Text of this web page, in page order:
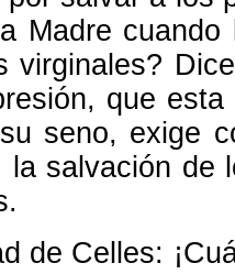
Madre
virginales?
que
seno, exige
la salvación de
de Celles: